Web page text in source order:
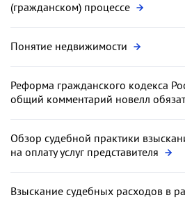
(гражданском) процессе
Понятие недвижимости
Реформа гражданского кодекса
общий комментарий новелл
Обзор судебной практики
на оплату услуг представителя
Взыскание судебных расходов в